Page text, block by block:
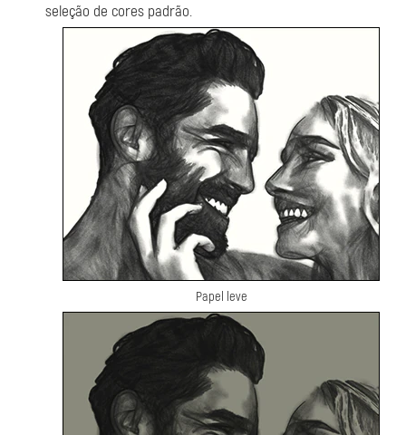
seleção de cores padrão.
Papel leve